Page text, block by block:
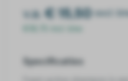
v.a.€ 15,50 excl.
Specificaties